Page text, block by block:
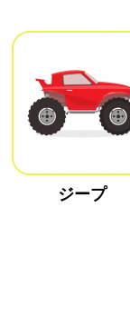
ジープ